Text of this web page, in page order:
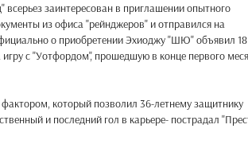
заинтересован в приглашении опытного
из офиса "рейнджеров" и отправился на
о приобретении Эхиоджу "ШЮ" объявил 18
с "Уотфордом", прошедшую в конце первого
который позволил 36-летнему защитнику
и последний гол в карьере- пострадал